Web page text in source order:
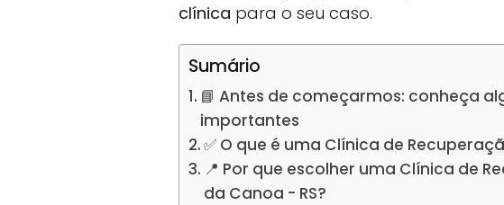
clínica para o seu caso.
Sumário
📘 Antes de começarmos: conheça
importantes
✅ O que é uma Clínica de
📍 Por que escolher uma Clínica de
da Canoa - RS?